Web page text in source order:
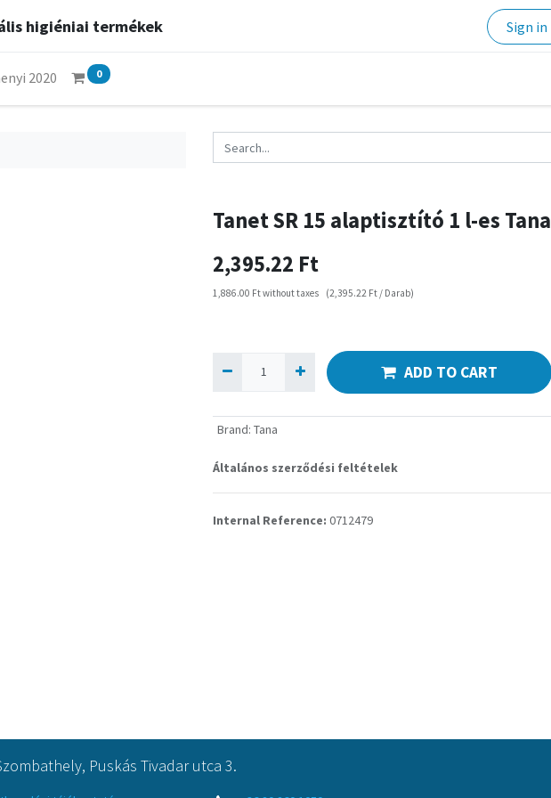
higiéniai termékek Sign in
2020 0
Tanet SR 15 alaptisztító 1 l-es Tana
2,395.22 Ft
1,886.00 Ftwithout taxes (2,395.22 Ft / Darab)
ADD TO CART
Brand: Tana
Általános szerződési feltételek
Internal Reference: 0712479
Puskás Tivadar utca 3.